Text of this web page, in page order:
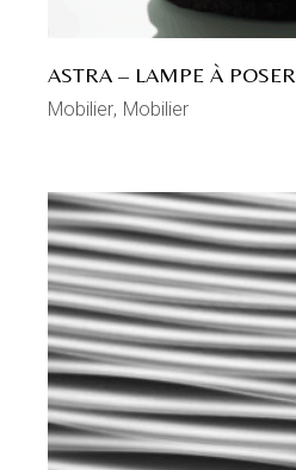
ASTRA – LAMPE À POSER
Mobilier Mobilier